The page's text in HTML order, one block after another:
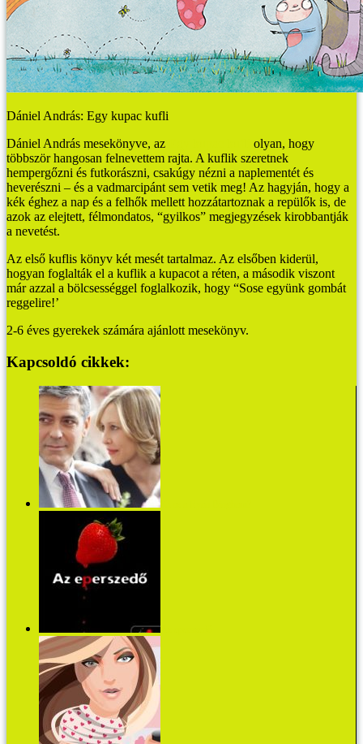
Dániel András: Egy kupac kufli
Dániel András mesekönyve, az
olyan, hogy
többször hangosan felnevettem rajta. A kuflik szeretnek
hempergőzni és futkorászni, csakúgy nézni a naplementét és
heverészni – és a vadmarcipánt sem vetik meg! Az hagyján, hogy a
kék éghez a nap és a felhők mellett hozzátartoznak a repülők is, de
azok az elejtett, félmondatos, “gyilkos” megjegyzések kirobbantják
a nevetést.
Az első kuflis könyv két mesét tartalmaz. Az elsőben kiderül,
hogyan foglalták el a kuflik a kupacot a réten, a második viszont
már azzal a bölcsességgel foglalkozik, hogy “Sose együnk gombát
reggelire!’
2-6 éves gyerekek számára ajánlott mesekönyv.
Kapcsoldó cikkek: